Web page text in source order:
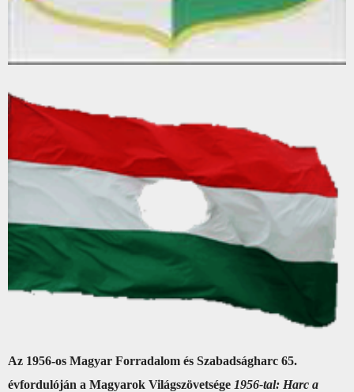
Az 1956-os Magyar Forradalom és Szabadságharc 65.
évfordulóján a Magyarok Világszövetsége 1956-tal: Harc a